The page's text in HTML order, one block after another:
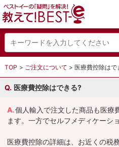
TOP ご注文について 医療費控除はで
医療費控除はできる?
個人輸入で注文した商品も医療
ます。一方でセルフメディケーシ
医療費控除の詳細は、お近くの税